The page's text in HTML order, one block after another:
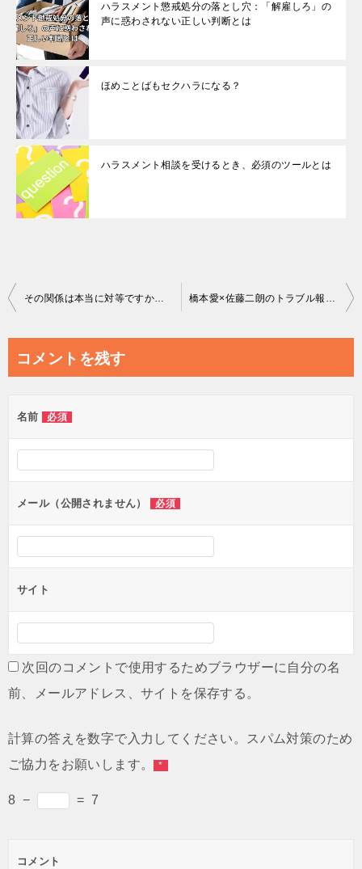
ハラスメント懲戒処分の落とし穴：「解雇しろ」の
声に惑わされない正しい判断とは
ほめことばもセクハラになる？
ハラスメント相談を受けるとき、必須のツールとは
投
ビ
ー
シ
ン
その関係は本当に対等ですか――田川市長の報道をきっかけに、男性管理職が考えるべきこと 橋本愛×佐藤二朗のトラブル報道と職場ハラスメント――「悪者探し」でなにが起きるのか
コメントを残す
名前 必須
メール（公開されません） 必須
サイト
次回のコメントで使用するためブラウザーに自分の名
前、メールアドレス、サイトを保存する。
計算の答えを数字で入力してください。スパム対策のため
ご協力をお願いします。 *
8 − = 7
コメント